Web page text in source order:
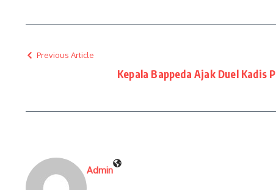
Previous Article
Kepala Bappeda Ajak Duel Kadis
Admin